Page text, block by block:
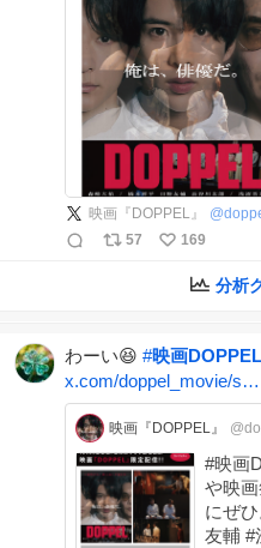
映画『DOPPEL』 @
57
169
分析
わーい😆 #映画DOPPEL
x.com/doppel_movie/s…
映画『DOPPEL』
#映画DOPPEL
や映
にぜひ。 #森崎大祐 #橋本祥
友輔 #浅沼晋